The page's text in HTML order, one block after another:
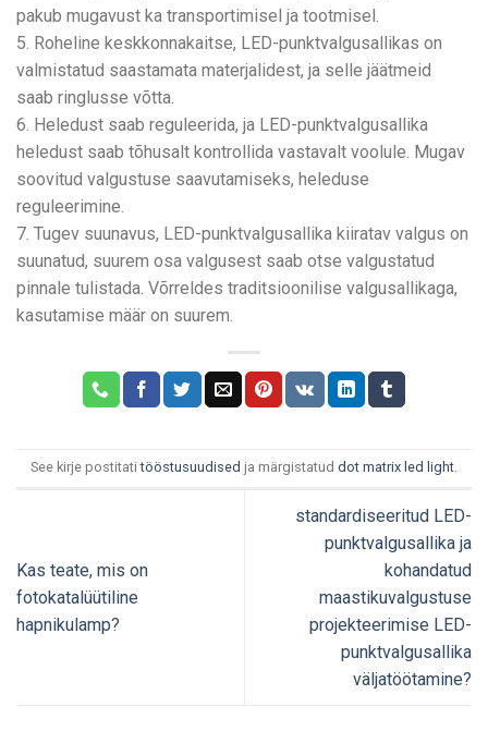
pakub mugavust ka transportimisel ja tootmisel.
5. Roheline keskkonnakaitse, LED-punktvalgusallikas on
valmistatud saastamata materjalidest, ja selle jäätmeid
saab ringlusse võtta.
6. Heledust saab reguleerida, ja LED-punktvalgusallika
heledust saab tõhusalt kontrollida vastavalt voolule. Mugav
soovitud valgustuse saavutamiseks, heleduse
reguleerimine.
7. Tugev suunavus, LED-punktvalgusallika kiiratav valgus on
suunatud, suurem osa valgusest saab otse valgustatud
pinnale tulistada. Võrreldes traditsioonilise valgusallikaga,
kasutamise määr on suurem.
See kirje postitatitööstusuudised ja märgistatud dot matrix led light
Kas teate, mis on
fotokatalüütiline
hapnikulamp?
standardiseeritud LED-
punktvalgusallika ja
kohandatud
maastikuvalgustuse
projekteerimise LED-
punktvalgusallika
väljatöötamine?